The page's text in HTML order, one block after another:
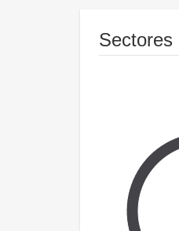
Sectores